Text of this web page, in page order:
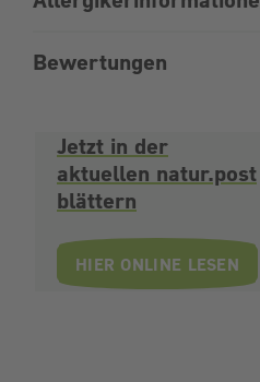
Bewertungen
Jetzt in der
aktuellen natur.post
blättern
HIER ONLINE LESEN